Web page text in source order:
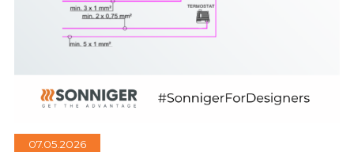
Air Curtain Guard One
07.05.2026